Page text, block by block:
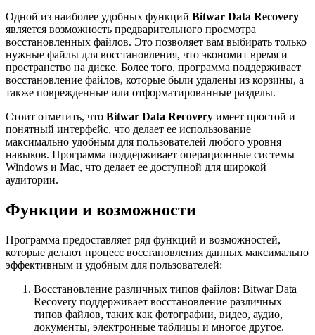
Одной из наиболее удобных функций Bitwar Data Recovery
является возможность предварительного просмотра
восстановленных файлов. Это позволяет вам выбирать только
нужные файлы для восстановления, что экономит время и
пространство на диске. Более того, программа поддерживает
восстановление файлов, которые были удалены из корзины, а
также поврежденные или отформатированные разделы.
Стоит отметить, что Bitwar Data Recovery имеет простой и
понятный интерфейс, что делает ее использование
максимально удобным для пользователей любого уровня
навыков. Программа поддерживает операционные системы
Windows и Mac, что делает ее доступной для широкой
аудитории.
Функции и возможности
Программа предоставляет ряд функций и возможностей,
которые делают процесс восстановления данных максимально
эффективным и удобным для пользователей:
Восстановление различных типов файлов: Bitwar Data
Recovery поддерживает восстановление различных
типов файлов, таких как фотографии, видео, аудио,
документы, электронные таблицы и многое другое.